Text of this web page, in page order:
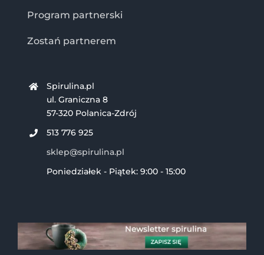
Program partnerski
Zostań partnerem
Spirulina.pl
ul. Graniczna 8
57-320 Polanica-Zdrój
513 776 925
sklep@spirulina.pl
Poniedziałek - Piątek: 9:00 - 15:00